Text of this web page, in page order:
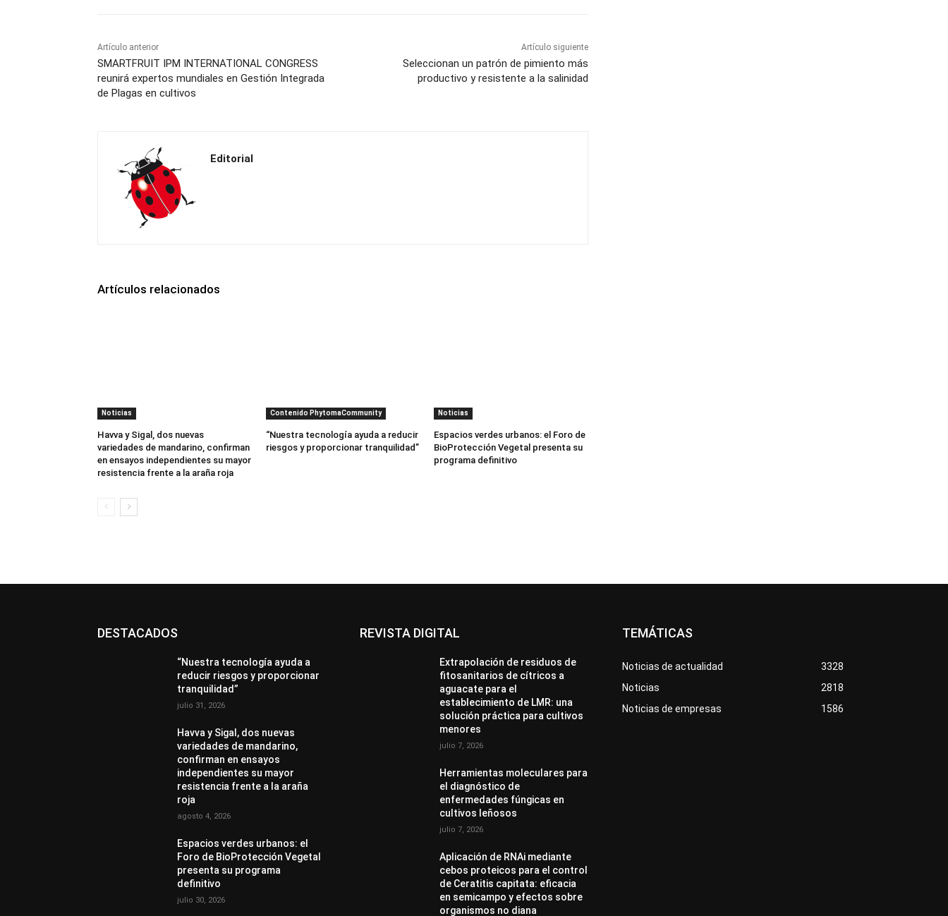
Artículo anterior
SMARTFRUIT IPM INTERNATIONAL CONGRESS
reunirá expertos mundiales en Gestión Integrada
de Plagas en cultivos
Artículo siguiente
Seleccionan un patrón de pimiento más
productivo y resistente a la salinidad
Editorial
Artículos relacionados
Noticias
Havva y Sigal, dos nuevas
variedades de mandarino, confirman
en ensayos independientes su mayor
resistencia frente a la araña roja
Contenido PhytomaCommunity
“Nuestra tecnología ayuda a reducir
riesgos y proporcionar tranquilidad”
Noticias
Espacios verdes urbanos: el Foro de
BioProtección Vegetal presenta su
programa definitivo
DESTACADOS
“Nuestra tecnología ayuda a
reducir riesgos y proporcionar
tranquilidad”
julio 31, 2026
Havva y Sigal, dos nuevas
variedades de mandarino,
confirman en ensayos
independientes su mayor
resistencia frente a la araña
roja
agosto 4, 2026
Espacios verdes urbanos: el
Foro de BioProtección Vegetal
presenta su programa
definitivo
julio 30, 2026
REVISTA DIGITAL
Extrapolación de residuos de
fitosanitarios de cítricos a
aguacate para el
establecimiento de LMR: una
solución práctica para cultivos
menores
julio 7, 2026
Herramientas moleculares para
el diagnóstico de
enfermedades fúngicas en
cultivos leñosos
julio 7, 2026
Aplicación de RNAi mediante
cebos proteicos para el control
de Ceratitis capitata: eficacia
en semicampo y efectos sobre
organismos no diana
TEMÁTICAS
Noticias de actualidad
3328
Noticias
2818
Noticias de empresas
1586